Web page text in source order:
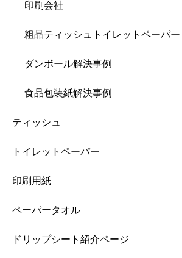
印刷会社
粗品ティッシュトイレットペーパー
ダンボール解決事例
食品包装紙解決事例
ティッシュ
トイレットペーパー
印刷用紙
ペーパータオル
ドリップシート紹介ページ